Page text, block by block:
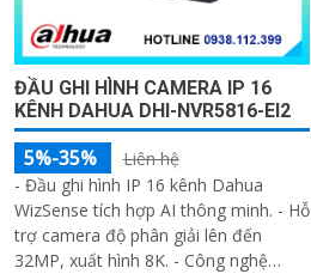
ĐẦU GHI HÌNH CAMERA IP 16
KÊNH DAHUA DHI-NVR5816-EI2
5%-35%
Liên hệ
- Đầu ghi hình IP 16 kênh Dahua
WizSense tích hợp AI thông minh. - Hỗ
trợ camera độ phân giải lên đến
32MP, xuất hình 8K. - Công nghệ